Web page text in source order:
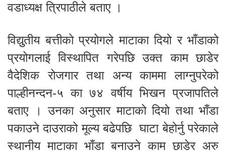
वडाध्यक्ष त्रिपाठीले बताए ।
विद्युुतीय बत्तीको प्रयोगले माटाका दियो र भाँडाको
प्रयोगलाई विस्थापित गरेपछि उक्त काम छाडेर
वैदेशिक रोजगार तथा अन्य काममा लाग्नुपरेको
पाल्हीनन्दन‐५ का ७४ वर्षीय भिखन प्रजापतिले
बताए । उनका अनुसार माटाको दियो तथा भाँडा
पकाउने दाउराको मूल्य बढेपछि घाटा बेहोर्नु परेकाले
स्थानीय माटाका भाँडा बनाउने काम छाडेर अरु